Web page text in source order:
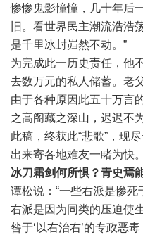
惨惨鬼影憧憧，几十年后
旧。看世界民主潮流浩浩
是千里冰封岿然不动。”
为完成此一历史责任，他
去数万元的私人储蓄。老
由于各种原因此五十万言
之高阁藏之深山，迟迟不
此稿，终获此“悲歌”，现
出来寄各地难友一睹为快。
冰刀霜剑何所惧？青史焉
谭松说：“一些右派是惨
右派是因为同类的压迫使
咎于‘以右治右’的专政恶